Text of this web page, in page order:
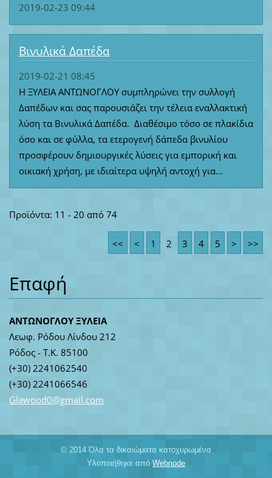
2019-02-23 09:44
Βινυλικά Δαπέδα
2019-02-21 08:45
Η ΞΥΛΕΙΑ ΑΝΤΩΝΟΓΛΟΥ συμπληρώνει την συλλογή
Δαπέδων και σας παρουσιάζει την τέλεια εναλλακτική
λύση τα Βινυλικά Δαπέδα. Διαθέσιμο τόσο σε πλακίδια
όσο και σε φύλλα, τα ετερογενή δάπεδα βινυλίου
προσφέρουν δημιουργικές λύσεις για εμπορική και
οικιακή χρήση, με ιδιαίτερα υψηλή αντοχή για...
Προϊόντα: 11 - 20 από 74
<< < 1 2 3 4 5 > >>
Επαφή
ΑΝΤΩΝΟΓΛΟΥ ΞΥΛΕΙΑ
Λεωφ. Ρόδου Λίνδου 212
Ρόδος - Τ.Κ. 85100
(+30) 2241062540
(+30) 2241066546
Glawood0@gmail.com
© 2014 Όλα τα δικαιώματα κατοχυρωμένα
Υλοποιήθηκε από Webnode